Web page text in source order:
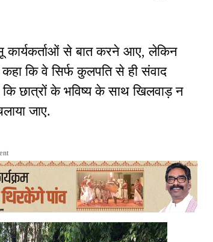
से बात करने आए, लेकिन
कि वे सिर्फ कुलपति से ही संवाद
छात्रों के भविष्य के साथ खिलवाड़ न
जाए.